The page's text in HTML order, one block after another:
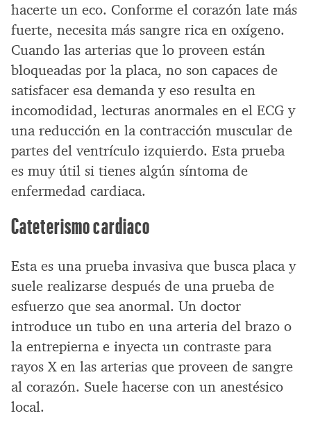
hacerte un eco. Conforme el corazón late más
fuerte, necesita más sangre rica en oxígeno.
Cuando las arterias que lo proveen están
bloqueadas por la placa, no son capaces de
satisfacer esa demanda y eso resulta en
incomodidad, lecturas anormales en el ECG y
una reducción en la contracción muscular de
partes del ventrículo izquierdo. Esta prueba
es muy útil si tienes algún síntoma de
enfermedad cardiaca.
Cateterismo cardiaco
Esta es una prueba invasiva que busca placa y
suele realizarse después de una prueba de
esfuerzo que sea anormal. Un doctor
introduce un tubo en una arteria del brazo o
la entrepierna e inyecta un contraste para
rayos X en las arterias que proveen de sangre
al corazón. Suele hacerse con un anestésico
local.